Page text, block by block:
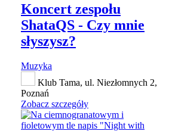
Koncert zespołu
ShataQS - Czy mnie
słyszysz?
Muzyka
Klub Tama, ul. Niezłomnych 2,
Poznań
Zobacz szczegóły